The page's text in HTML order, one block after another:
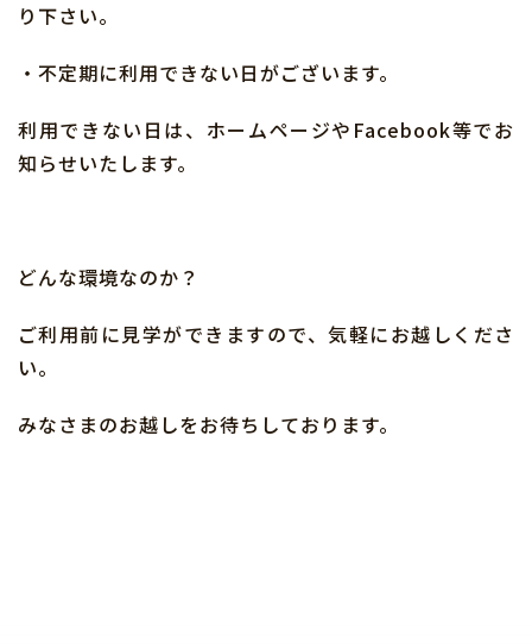
り下さい。
・不定期に利用できない日がございます。
利用できない日は、ホームページやFacebook等でお
知らせいたします。
どんな環境なのか？
ご利用前に見学ができますので、気軽にお越しくださ
い。
みなさまのお越しをお待ちしております。